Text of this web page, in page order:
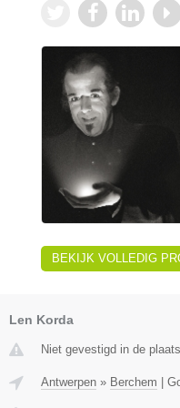
BEKIJK VOLLEDIG
Len Korda
Niet gevestigd in de
Antwerpen » Berchem